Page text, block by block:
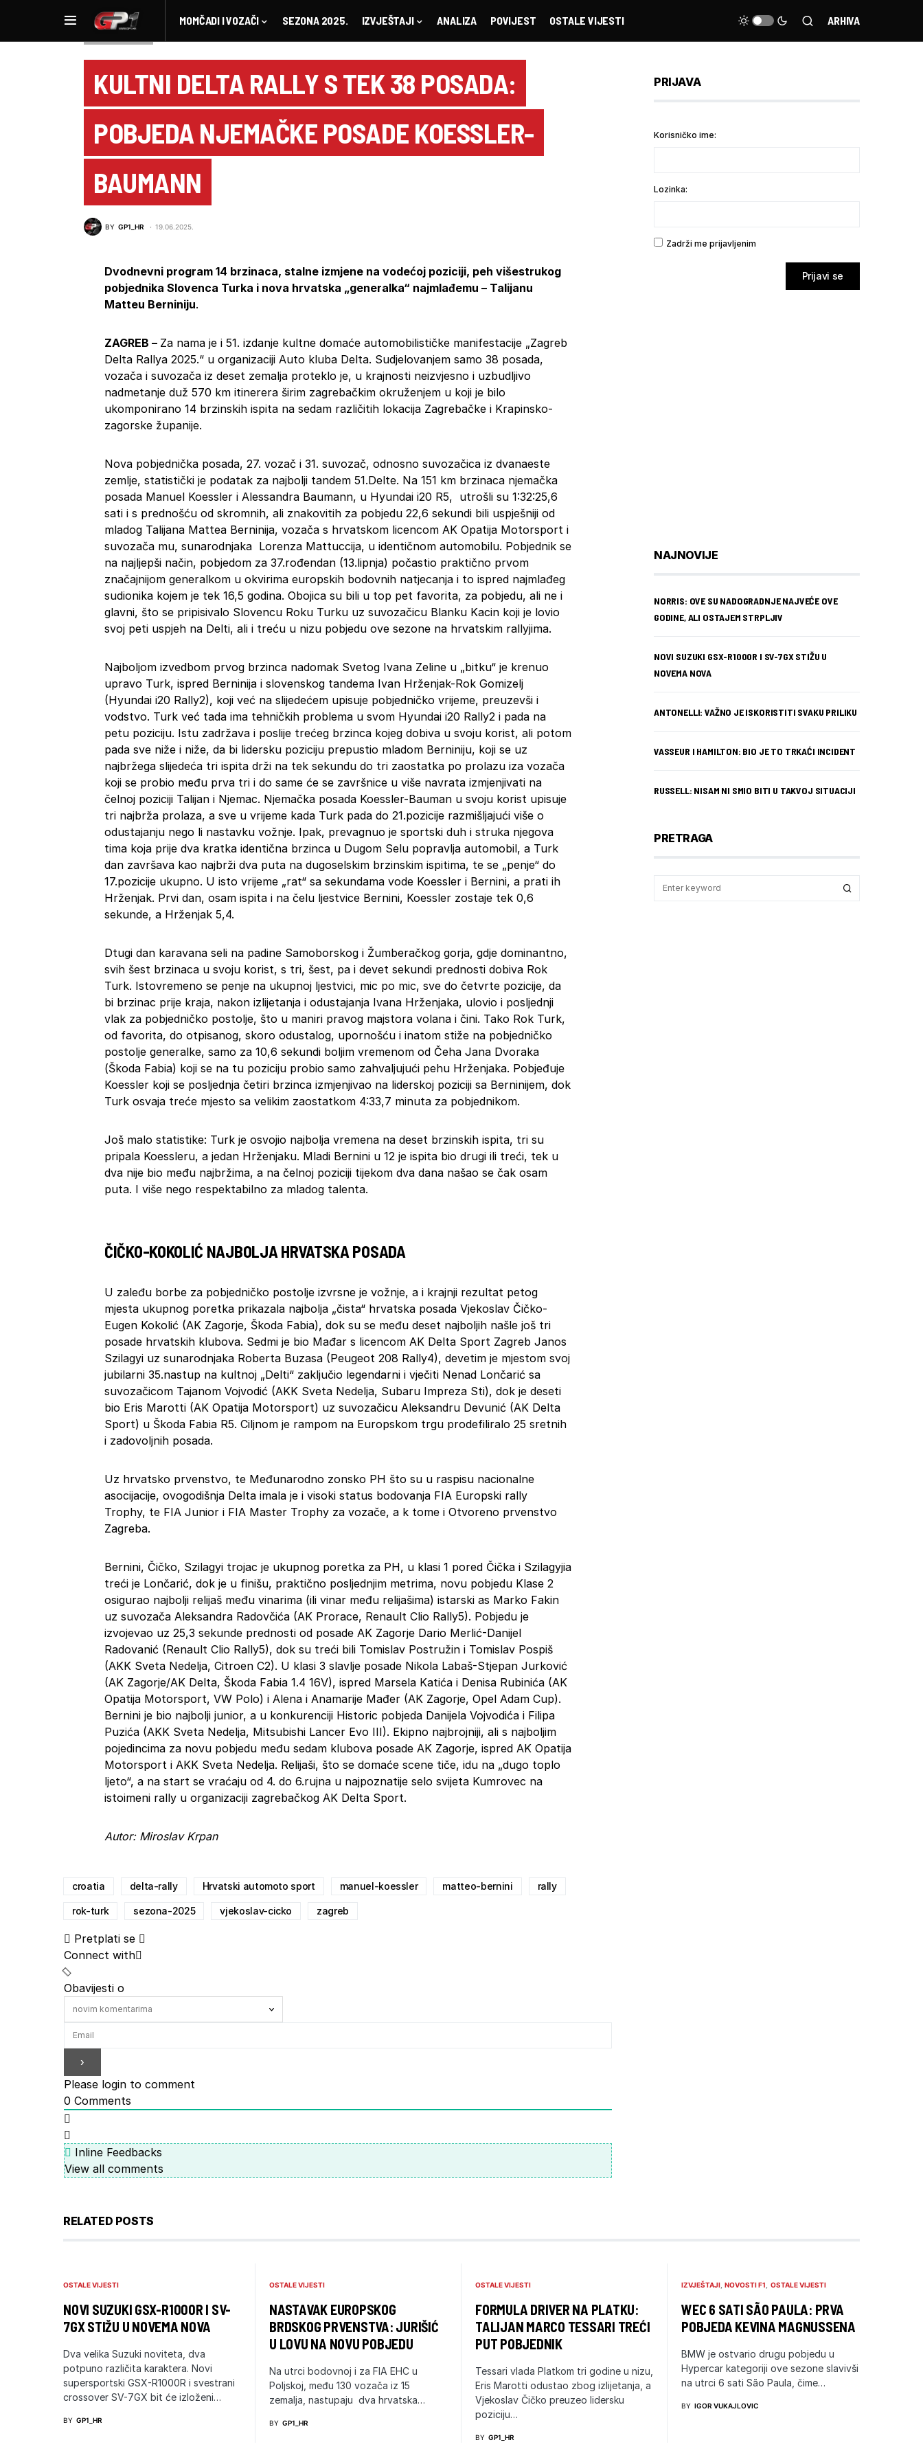
MOMČADI I VOZAČI SEZONA 2025. IZVJEŠTAJI ANALIZA POVIJEST OSTALE VIJESTI ARHIVA
KULTNI DELTA RALLY S TEK 38 POSADA:
POBJEDA NJEMAČKE POSADE KOESSLER-
BAUMANN
BY GP1_HR 19.06.2025.
Dvodnevni program 14 brzinaca, stalne izmjene na vodećoj poziciji, peh višestrukog
pobjednika Slovenca Turka i nova hrvatska „generalka“ najmlađemu – Talijanu
Matteu Berniniju.
ZAGREB – Za nama je i 51. izdanje kultne domaće automobilističke manifestacije „Zagreb
Delta Rallya 2025.“ u organizaciji Auto kluba Delta. Sudjelovanjem samo 38 posada,
vozača i suvozača iz deset zemalja proteklo je, u krajnosti neizvjesno i uzbudljivo
nadmetanje duž 570 km itinerera širim zagrebačkim okruženjem u koji je bilo
ukomponirano 14 brzinskih ispita na sedam različitih lokacija Zagrebačke i Krapinsko-
zagorske županije.
Nova pobjednička posada, 27. vozač i 31. suvozač, odnosno suvozačica iz dvanaeste
zemlje, statistički je podatak za najbolji tandem 51.Delte. Na 151 km brzinaca njemačka
posada Manuel Koessler i Alessandra Baumann, u Hyundai i20 R5, utrošli su 1:32:25,6
sati i s prednošću od skromnih, ali znakovitih za pobjedu 22,6 sekundi bili uspješniji od
mladog Talijana Mattea Berninija, vozača s hrvatskom licencom AK Opatija Motorsport i
suvozača mu, sunarodnjaka Lorenza Mattuccija, u identičnom automobilu. Pobjednik se
na najljepši način, pobjedom za 37.rođendan (13.lipnja) počastio praktično prvom
značajnijom generalkom u okvirima europskih bodovnih natjecanja i to ispred najmlađeg
sudionika kojem je tek 16,5 godina. Obojica su bili u top pet favorita, za pobjedu, ali ne i
glavni, što se pripisivalo Slovencu Roku Turku uz suvozačicu Blanku Kacin koji je lovio
svoj peti uspjeh na Delti, ali i treću u nizu pobjedu ove sezone na hrvatskim rallyjima.
Najboljom izvedbom prvog brzinca nadomak Svetog Ivana Zeline u „bitku“ je krenuo
upravo Turk, ispred Berninija i slovenskog tandema Ivan Hrženjak-Rok Gomizelj
(Hyundai i20 Rally2), koji već na slijedećem upisuje pobjedničko vrijeme, preuzevši i
vodstvo. Turk već tada ima tehničkih problema u svom Hyundai i20 Rally2 i pada na
petu poziciju. Istu zadržava i poslije trećeg brzinca kojeg dobiva u svoju korist, ali potom
pada sve niže i niže, da bi lidersku poziciju prepustio mladom Berniniju, koji se uz
najbržega slijedeća tri ispita drži na tek sekundu do tri zaostatka po prolazu iza vozača
koji se probio među prva tri i do same će se završnice u više navrata izmjenjivati na
čelnoj poziciji Talijan i Njemac. Njemačka posada Koessler-Bauman u svoju korist upisuje
tri najbrža prolaza, a sve u vrijeme kada Turk pada do 21.pozicije razmišljajući više o
odustajanju nego li nastavku vožnje. Ipak, prevagnuo je sportski duh i struka njegova
tima koja prije dva kratka identična brzinca u Dugom Selu popravlja automobil, a Turk
dan završava kao najbrži dva puta na dugoselskim brzinskim ispitima, te se „penje“ do
17.pozicije ukupno. U isto vrijeme „rat“ sa sekundama vode Koessler i Bernini, a prati ih
Hrženjak. Prvi dan, osam ispita i na čelu ljestvice Bernini, Koessler zostaje tek 0,6
sekunde, a Hrženjak 5,4.
Dtugi dan karavana seli na padine Samoborskog i Žumberačkog gorja, gdje dominantno,
svih šest brzinaca u svoju korist, s tri, šest, pa i devet sekundi prednosti dobiva Rok
Turk. Istovremeno se penje na ukupnoj ljestvici, mic po mic, sve do četvrte pozicije, da
bi brzinac prije kraja, nakon izlijetanja i odustajanja Ivana Hrženjaka, ulovio i posljednji
vlak za pobjedničko postolje, što u maniri pravog majstora volana i čini. Tako Rok Turk,
od favorita, do otpisanog, skoro odustalog, upornošću i inatom stiže na pobjedničko
postolje generalke, samo za 10,6 sekundi boljim vremenom od Čeha Jana Dvoraka
(Škoda Fabia) koji se na tu poziciju probio samo zahvaljujući pehu Hrženjaka. Pobjeđuje
Koessler koji se posljednja četiri brzinca izmjenjivao na liderskoj poziciji sa Berninijem, dok
Turk osvaja treće mjesto sa velikim zaostatkom 4:33,7 minuta za pobjednikom.
Još malo statistike: Turk je osvojio najbolja vremena na deset brzinskih ispita, tri su
pripala Koessleru, a jedan Hrženjaku. Mladi Bernini u 12 je ispita bio drugi ili treći, tek u
dva nije bio među najbržima, a na čelnoj poziciji tijekom dva dana našao se čak osam
puta. I više nego respektabilno za mladog talenta.
ČIČKO-KOKOLIĆ NAJBOLJA HRVATSKA POSADA
U zaleđu borbe za pobjedničko postolje izvrsne je vožnje, a i krajnji rezultat petog
mjesta ukupnog poretka prikazala najbolja „čista“ hrvatska posada Vjekoslav Čičko-
Eugen Kokolić (AK Zagorje, Škoda Fabia), dok su se među deset najboljih našle još tri
posade hrvatskih klubova. Sedmi je bio Mađar s licencom AK Delta Sport Zagreb Janos
Szilagyi uz sunarodnjaka Roberta Buzasa (Peugeot 208 Rally4), devetim je mjestom svoj
jubilarni 35.nastup na kultnoj „Delti“ zaključio legendarni i vječiti Nenad Lončarić sa
suvozačicom Tajanom Vojvodić (AKK Sveta Nedelja, Subaru Impreza Sti), dok je deseti
bio Eris Marotti (AK Opatija Motorsport) uz suvozačicu Aleksandru Devunić (AK Delta
Sport) u Škoda Fabia R5. Ciljnom je rampom na Europskom trgu prodefiliralo 25 sretnih
i zadovoljnih posada.
Uz hrvatsko prvenstvo, te Međunarodno zonsko PH što su u raspisu nacionalne
asocijacije, ovogodišnja Delta imala je i visoki status bodovanja FIA Europski rally
Trophy, te FIA Junior i FIA Master Trophy za vozače, a k tome i Otvoreno prvenstvo
Zagreba.
Bernini, Čičko, Szilagyi trojac je ukupnog poretka za PH, u klasi 1 pored Čička i Szilagyjia
treći je Lončarić, dok je u finišu, praktično posljednjim metrima, novu pobjedu Klase 2
osigurao najbolji relijaš među vinarima (ili vinar među relijašima) istarski as Marko Fakin
uz suvozača Aleksandra Radovčića (AK Prorace, Renault Clio Rally5). Pobjedu je
izvojevao uz 25,3 sekunde prednosti od posade AK Zagorje Dario Merlić-Danijel
Radovanić (Renault Clio Rally5), dok su treći bili Tomislav Postružin i Tomislav Pospiš
(AKK Sveta Nedelja, Citroen C2). U klasi 3 slavlje posade Nikola Labaš-Stjepan Jurković
(AK Zagorje/AK Delta, Škoda Fabia 1.4 16V), ispred Marsela Katića i Denisa Rubinića (AK
Opatija Motorsport, VW Polo) i Alena i Anamarije Mađer (AK Zagorje, Opel Adam Cup).
Bernini je bio najbolji junior, a u konkurenciji Historic pobjeda Danijela Vojvodića i Filipa
Puzića (AKK Sveta Nedelja, Mitsubishi Lancer Evo III). Ekipno najbrojniji, ali s najboljim
pojedincima za novu pobjedu među sedam klubova posade AK Zagorje, ispred AK Opatija
Motorsport i AKK Sveta Nedelja. Relijaši, što se domaće scene tiče, idu na „dugo toplo
ljeto“, a na start se vraćaju od 4. do 6.rujna u najpoznatije selo svijeta Kumrovec na
istoimeni rally u organizaciji zagrebačkog AK Delta Sport.
Autor: Miroslav Krpan
croatia delta-rally Hrvatski automoto sport manuel-koessler matteo-bernini rally
rok-turk sezona-2025 vjekoslav-cicko zagreb
Pretplati se
Connect with
Obavijesti o
Please login to comment
0 Comments
Inline Feedbacks
View all comments
PRIJAVA
Korisničko ime:
Lozinka:
Zadrži me prijavljenim
Prijavi se
NAJNOVIJE
NORRIS: OVE SU NADOGRADNJE NAJVEĆE OVE
GODINE, ALI OSTAJEM STRPLJIV
NOVI SUZUKI GSX-R1000R I SV-7GX STIŽU U
NOVEMA NOVA
ANTONELLI: VAŽNO JE ISKORISTITI SVAKU PRILIKU
VASSEUR I HAMILTON: BIO JE TO TRKAĆI INCIDENT
RUSSELL: NISAM NI SMIO BITI U TAKVOJ SITUACIJI
PRETRAGA
RELATED POSTS
OSTALE VIJESTI
NOVI SUZUKI GSX-R1000R I SV-
7GX STIŽU U NOVEMA NOVA
Dva velika Suzuki noviteta, dva
potpuno različita karaktera. Novi
supersportski GSX-R1000R i svestrani
crossover SV-7GX bit će izloženi…
BY GP1_HR
OSTALE VIJESTI
NASTAVAK EUROPSKOG
BRDSKOG PRVENSTVA: JURIŠIĆ
U LOVU NA NOVU POBJEDU
Na utrci bodovnoj i za FIA EHC u
Poljskoj, među 130 vozača iz 15
zemalja, nastupaju dva hrvatska…
BY GP1_HR
OSTALE VIJESTI
FORMULA DRIVER NA PLATKU:
TALIJAN MARCO TESSARI TREĆI
PUT POBJEDNIK
Tessari vlada Platkom tri godine u nizu,
Eris Marotti odustao zbog izlijetanja, a
Vjekoslav Čičko preuzeo lidersku
poziciju…
BY GP1_HR
IZVJEŠTAJI NOVOSTI F1 OSTALE VIJESTI
WEC 6 SATI SÃO PAULA: PRVA
POBJEDA KEVINA MAGNUSSENA
BMW je ostvario drugu pobjedu u
Hypercar kategoriji ove sezone slavivši
na utrci 6 sati São Paula, čime…
BY IGOR VUKAJLOVIC